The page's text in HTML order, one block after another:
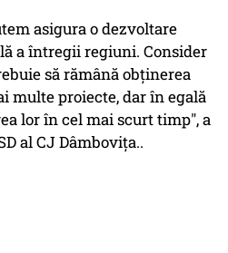
asigura o dezvoltare
a întregii regiuni. Consider
să rămână obținerea
multe proiecte, dar în egală
lor în cel mai scurt timp", a
al CJ Dâmbovița..